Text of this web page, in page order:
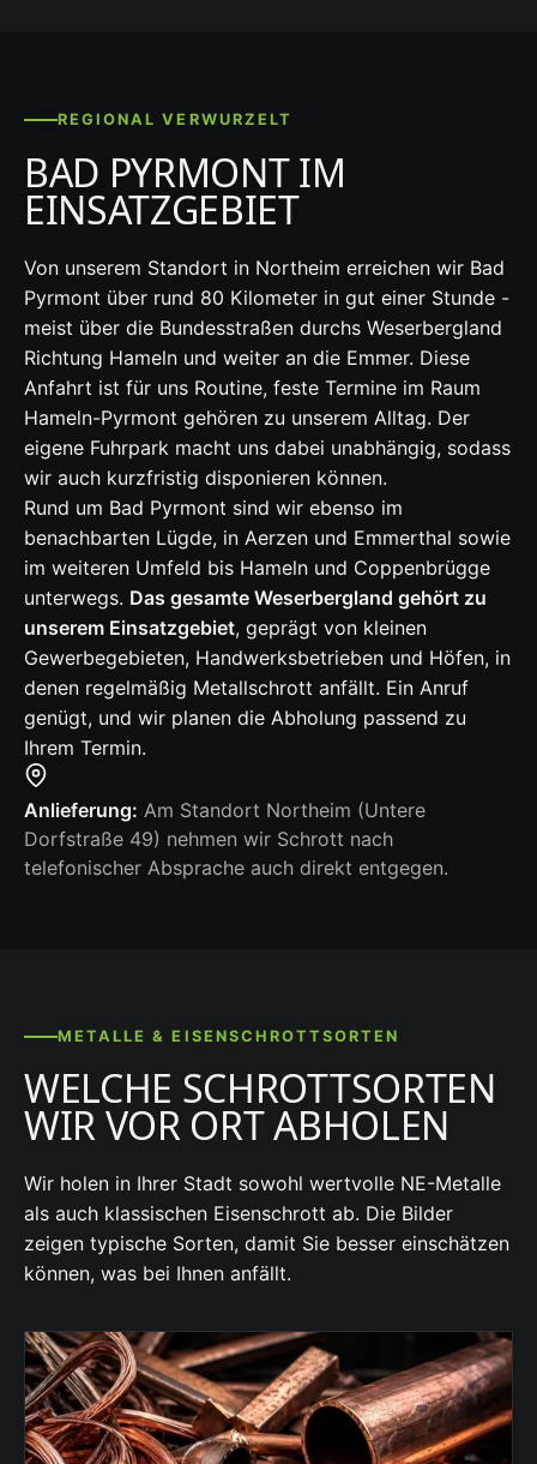
REGIONAL VERWURZELT
BAD PYRMONT IM
EINSATZGEBIET
Von unserem Standort in Northeim erreichen wir Bad
Pyrmont über rund 80 Kilometer in gut einer Stunde -
meist über die Bundesstraßen durchs Weserbergland
Richtung Hameln und weiter an die Emmer. Diese
Anfahrt ist für uns Routine, feste Termine im Raum
Hameln-Pyrmont gehören zu unserem Alltag. Der
eigene Fuhrpark macht uns dabei unabhängig, sodass
wir auch kurzfristig disponieren können.
Rund um Bad Pyrmont sind wir ebenso im
benachbarten Lügde, in Aerzen und Emmerthal sowie
im weiteren Umfeld bis Hameln und Coppenbrügge
unterwegs. Das gesamte Weserbergland gehört zu
unserem Einsatzgebiet, geprägt von kleinen
Gewerbegebieten, Handwerksbetrieben und Höfen, in
denen regelmäßig Metallschrott anfällt. Ein Anruf
genügt, und wir planen die Abholung passend zu
Ihrem Termin.
Anlieferung: Am Standort Northeim (Untere
Dorfstraße 49) nehmen wir Schrott nach
telefonischer Absprache auch direkt entgegen.
METALLE & EISENSCHROTTSORTEN
WELCHE SCHROTTSORTEN
WIR VOR ORT ABHOLEN
Wir holen in Ihrer Stadt sowohl wertvolle NE-Metalle
als auch klassischen Eisenschrott ab. Die Bilder
zeigen typische Sorten, damit Sie besser einschätzen
können, was bei Ihnen anfällt.